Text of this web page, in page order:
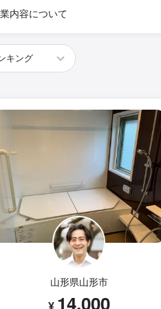
内容について
山形県山形市
14,000